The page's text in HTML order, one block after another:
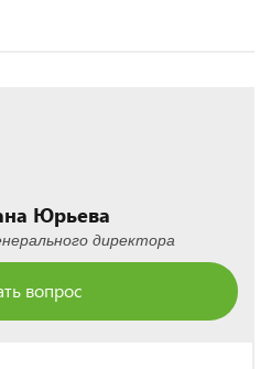
Юрьева
директора
вопрос